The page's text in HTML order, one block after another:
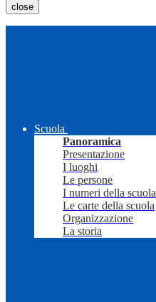
close
Scuola
Panoramica
Presentazione
I luoghi
Le persone
I numeri della scuola
Le carte della scuola
Organizzazione
La storia